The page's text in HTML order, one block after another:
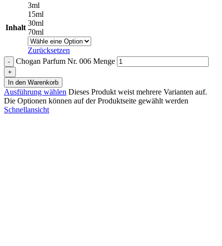
Inhalt
3ml
15ml
30ml
70ml
Zurücksetzen
Chogan Parfum Nr. 006 Menge
In den Warenkorb
Ausführung wählen Dieses Produkt weist mehrere Varianten auf.
Die Optionen können auf der Produktseite gewählt werden
Schnellansicht